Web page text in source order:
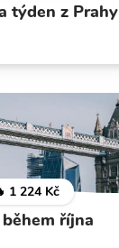
týden z Prahy
1 224 Kč
října